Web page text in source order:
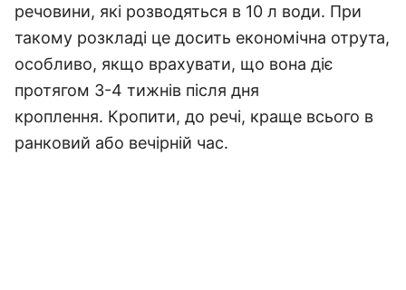
речовини, які розводяться в 10 л води. При
такому розкладі це досить економічна отрута,
особливо, якщо врахувати, що вона діє
протягом 3-4 тижнів після дня
кроплення. Кропити, до речі, краще всього в
ранковий або вечірній час.